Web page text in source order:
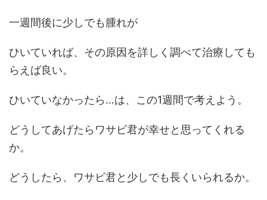
一週間後に少しでも腫れが
ひいていれば、その原因を詳しく調べて治療しても
らえば良い。
ひいていなかったら…は、この1週間で考えよう。
どうしてあげたらワサビ君が幸せと思ってくれる
か。
どうしたら、ワサビ君と少しでも長くいられるか。